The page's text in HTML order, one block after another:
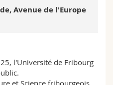
Avenue de l'Europe
l'Université de Fribourg
et Science fribourgeois